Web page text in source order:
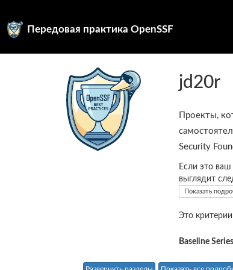
Передовая практика OpenSSF
jd20r
Проекты,
Security
Если это ваш
выглядит
Показать
Это
Baseline